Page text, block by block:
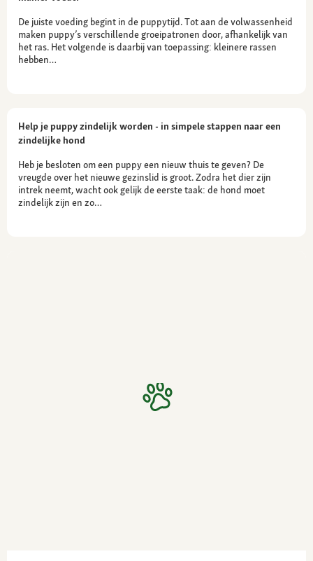
De juiste voeding begint in de puppytijd. Tot aan de volwassenheid
maken puppy’s verschillende groeipatronen door, afhankelijk van
het ras. Het volgende is daarbij van toepassing: kleinere rassen
hebben…
Help je puppy zindelijk worden - in simpele stappen naar een
zindelijke hond
Heb je besloten om een puppy een nieuw thuis te geven? De
vreugde over het nieuwe gezinslid is groot. Zodra het dier zijn
intrek neemt, wacht ook gelijk de eerste taak: de hond moet
zindelijk zijn en zo…